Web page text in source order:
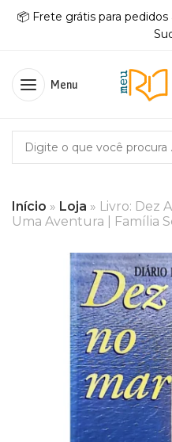
📦 Frete grátis para pedidos
Menu
Início » Loja » Livro: Dez
Uma Aventura | Família